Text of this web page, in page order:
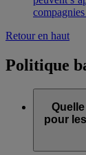
Retour en haut
Politique
pour